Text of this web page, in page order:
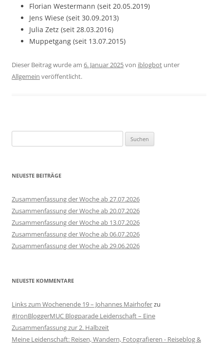
Florian Westermann (seit 20.05.2019)
Jens Wiese (seit 30.09.2013)
Julia Zetz (seit 28.03.2016)
Muppetgang (seit 13.07.2015)
Dieser Beitrag wurde am 6. Januar 2025von iblogbot unter
Allgemein veröffentlicht.
nach:
NEUESTE BEITRÄGE
Zusammenfassung der Woche ab 27.07.2026
Zusammenfassung der Woche ab 20.07.2026
Zusammenfassung der Woche ab 13.07.2026
Zusammenfassung der Woche ab 06.07.2026
Zusammenfassung der Woche ab 29.06.2026
NEUESTE KOMMENTARE
Links zum Wochenende 19 – Johannes Mairhoferzu
#IronBloggerMUC Blogparade Leidenschaft – Eine
Zusammenfassung zur 2. Halbzeit
Meine Leidenschaft: Reisen, Wandern, Fotografieren - Reiseblog &